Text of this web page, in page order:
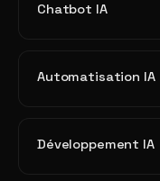
Chatbot IA
Automatisation IA
Développement IA